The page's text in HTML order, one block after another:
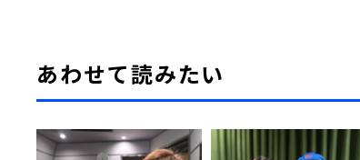
あわせて読みたい